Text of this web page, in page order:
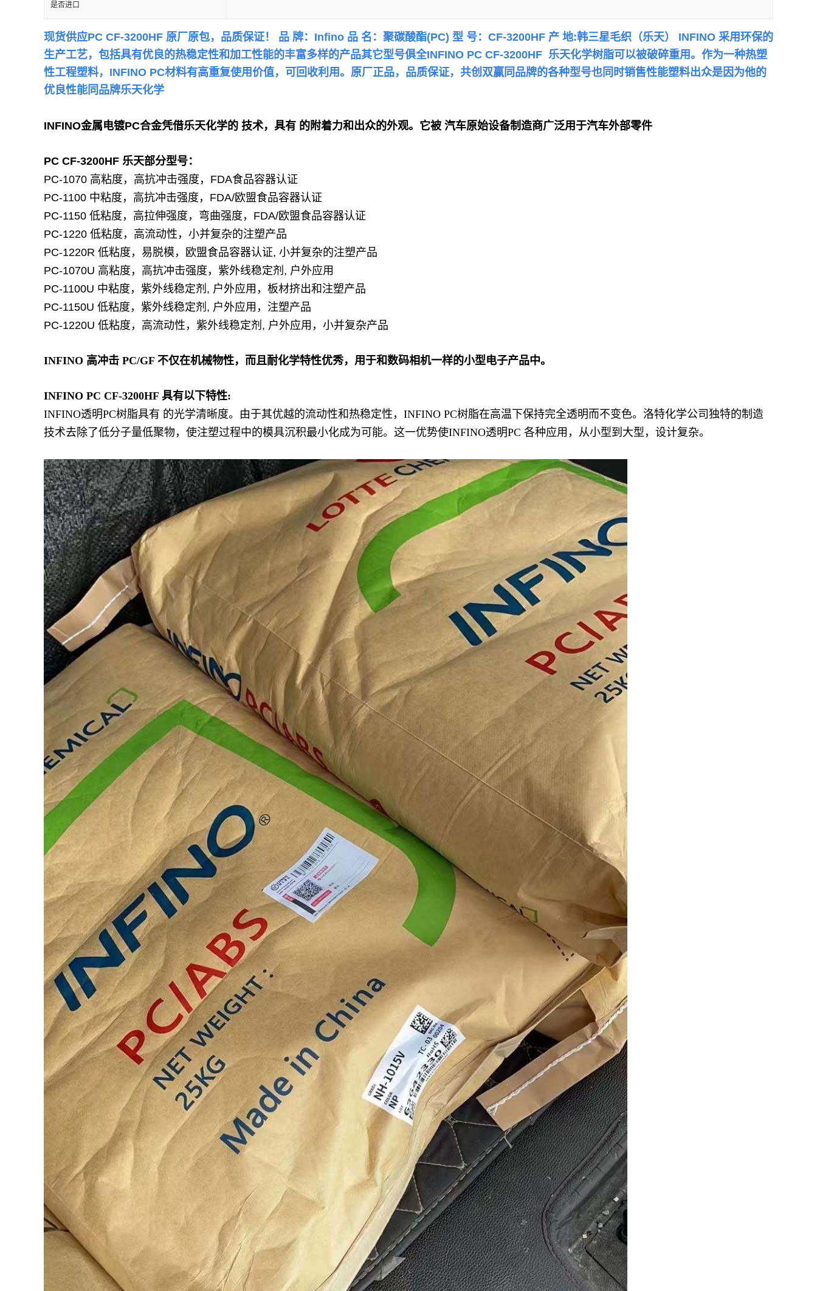
是否进口
现货供应PC CF-3200HF 原厂原包，品质保证！ 品 牌：Infino 品 名：聚碳酸酯(PC) 型 号：CF-3200HF 产 地:韩三星毛织（乐天） INFINO 采用环保的
生产工艺，包括具有优良的热稳定性和加工性能的丰富多样的产品其它型号俱全INFINO PC CF-3200HF 乐天化学树脂可以被破碎重用。作为一种热塑
性工程塑料， INFINO PC材料有高重复使用价值，可回收利用。原厂正品，品质保证，共创双赢 同品牌的各种型号也同时销售性能塑料出众是因为他的
优良性能同品牌乐天化学
INFINO金属电镀PC合金凭借乐天化学的 技术，具有 的附着力和出众的外观。它被 汽车原始设备制造商广泛用于汽车外部零件
PC CF-3200HF 乐天部分型号：
PC-1070 高粘度，高抗冲击强度，FDA食品容器认证
PC-1100 中粘度，高抗冲击强度，FDA/欧盟食品容器认证
PC-1150 低粘度，高拉伸强度，弯曲强度，FDA/欧盟食品容器认证
PC-1220 低粘度，高流动性，小并复杂的注塑产品
PC-1220R 低粘度，易脱模，欧盟食品容器认证, 小并复杂的注塑产品
PC-1070U 高粘度，高抗冲击强度，紫外线稳定剂, 户外应用
PC-1100U 中粘度，紫外线稳定剂, 户外应用，板材挤出和注塑产品
PC-1150U 低粘度，紫外线稳定剂, 户外应用，注塑产品
PC-1220U 低粘度，高流动性，紫外线稳定剂, 户外应用，小并复杂产品
INFINO 高冲击 PC/GF 不仅在机械物性，而且耐化学特性优秀，用于和数码相机一样的小型电子产品中。
INFINO PC CF-3200HF 具有以下特性:
INFINO透明PC树脂具有 的光学清晰度。由于其优越的流动性和热稳定性，INFINO PC树脂在高温下保持完全透明而不变色。洛特化学公司独特的制造
技术去除了低分子量低聚物，使注塑过程中的模具沉积最小化成为可能。这一优势使INFINO透明PC 各种应用，从小型到大型，设计复杂。